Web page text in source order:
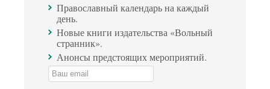
Православный календарь на каждый
день.
Новые книги издательства «Вольный
странник».
Анонсы предстоящих мероприятий.